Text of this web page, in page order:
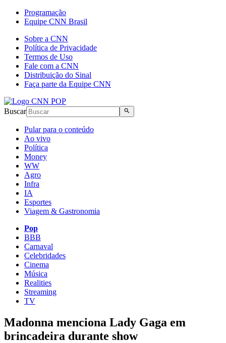
Programação
Equipe CNN Brasil
Sobre a CNN
Política de Privacidade
Termos de Uso
Fale com a CNN
Distribuição do Sinal
Faça parte da Equipe CNN
Buscar
Pular para o conteúdo
Ao vivo
Política
Money
WW
Agro
Infra
IA
Esportes
Viagem & Gastronomia
Pop
BBB
Carnaval
Celebridades
Cinema
Música
Realities
Streaming
TV
Madonna menciona Lady Gaga em
brincadeira durante show